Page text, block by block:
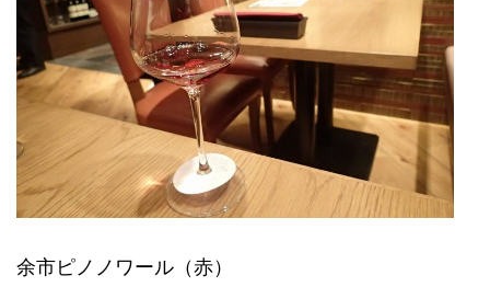
余市ピノノワール（赤）